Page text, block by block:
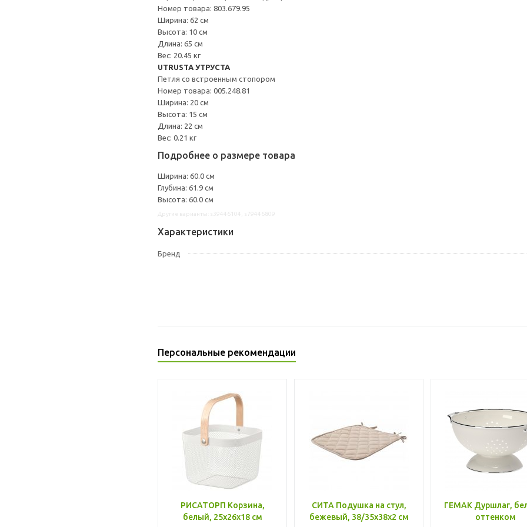
Номер товара: 803.679.95
Ширина: 62 см
Высота: 10 см
Длина: 65 см
Вес: 20.45 кг
UTRUSTA УТРУСТА
Петля со встроенным стопором
Номер товара: 005.248.81
Ширина: 20 см
Высота: 15 см
Длина: 22 см
Вес: 0.21 кг
Подробнее о размере товара
Ширина: 60.0 см
Глубина: 61.9 см
Высота: 60.0 см
Характеристики
Бренд
Персональные рекомендации
РИСАТОРП Корзина,
белый, 25x26x18 см
СИТА Подушка на стул,
бежевый, 38/35x38x2 см
ГЕМАК Дуршлаг,
оттенком